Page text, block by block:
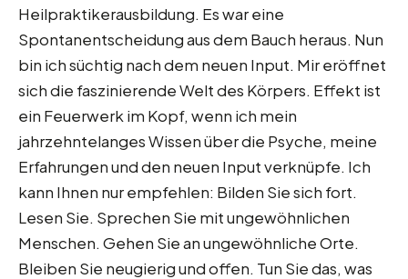
Heilpraktikerausbildung. Es war eine
Spontanentscheidung aus dem Bauch heraus. Nun
bin ich süchtig nach dem neuen Input. Mir eröffnet
sich die faszinierende Welt des Körpers. Effekt ist
ein Feuerwerk im Kopf, wenn ich mein
jahrzehntelanges Wissen über die Psyche, meine
Erfahrungen und den neuen Input verknüpfe. Ich
kann Ihnen nur empfehlen: Bilden Sie sich fort.
Lesen Sie. Sprechen Sie mit ungewöhnlichen
Menschen. Gehen Sie an ungewöhnliche Orte.
Bleiben Sie neugierig und offen. Tun Sie das, was